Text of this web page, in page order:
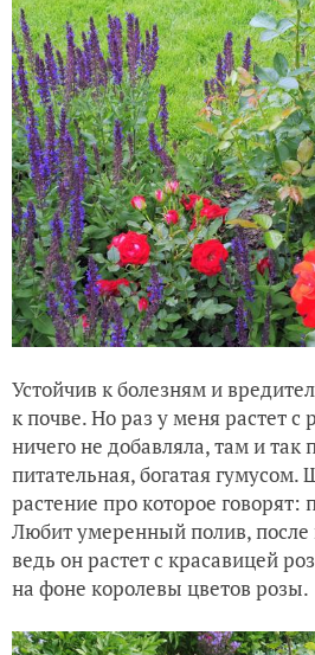
Устойчив к болезням и
к почве. Но раз у меня растет с
ничего не добавляла, там и так
питательная, богатая
растение про которое говорят:
Любит умеренный полив,
ведь он растет с красавицей
на фоне королевы цветов